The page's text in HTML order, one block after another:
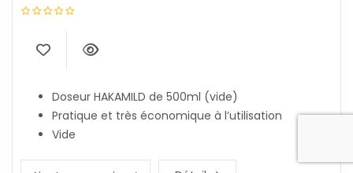
Doseur HAKAMILD de 500ml (vide)
Pratique et très économique à l’utilisation
Vide